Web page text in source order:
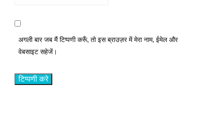
अगली बार जब मैं टिप्पणी करूँ, तो इस ब्राउज़र में मेरा नाम, ईमेल और
वेबसाइट सहेजें।